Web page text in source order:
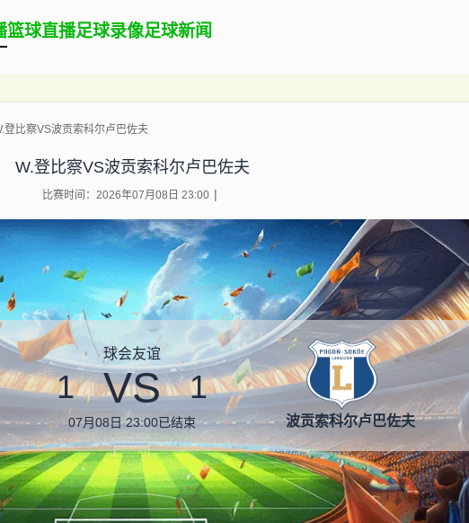
篮球直播足球录像足球新闻
登比察VS波贡索科尔卢巴佐夫
W.登比察VS波贡索科尔卢巴佐夫
比赛时间：2026年07月08日 23:00
球会友谊
1 VS 1
07月08日 23:00已结束 波贡索科尔卢巴佐夫